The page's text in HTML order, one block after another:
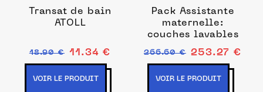
Transat de bain
ATOLL
18.90 € 11.34 €
VOIR LE PRODUIT
Pack Assistante
maternelle:
couches lavables
266.60 € 253.27 €
VOIR LE PRODUIT